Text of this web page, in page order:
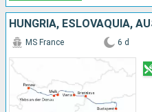
MS France 6 d